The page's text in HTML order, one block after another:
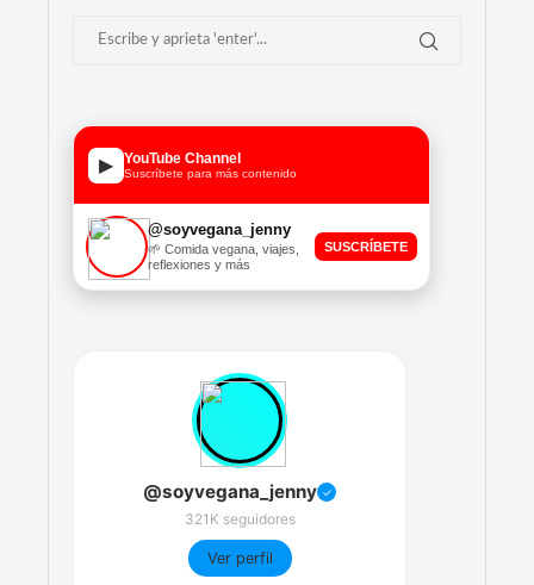
▶ YouTube Channel
Suscríbete para más contenido
@soyvegana_jenny
🌱 Comida vegana, viajes,
reflexiones y más
SUSCRÍBETE
@soyvegana_jenny ✓
321K seguidores
Ver perfil